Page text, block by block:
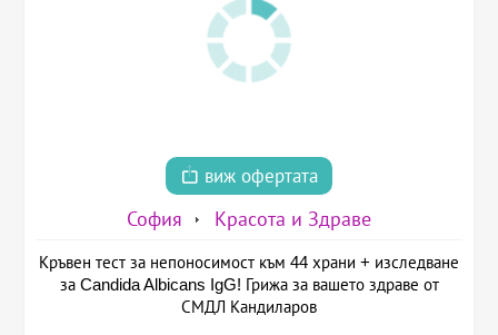
виж офертата
София Красота и Здраве
Кръвен тест за непоносимост към 44 храни + изследване
за Candida Albicans IgG! Грижа за вашето здраве от
СМДЛ Кандиларов